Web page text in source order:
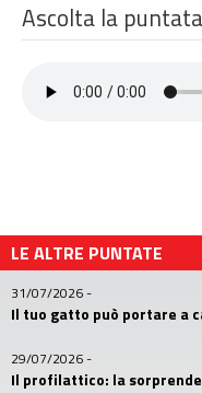
Ascolta la puntata
LE ALTRE PUNTATE
31/07/2026-
Il tuo gatto può portare a
29/07/2026-
Il profilattico: la